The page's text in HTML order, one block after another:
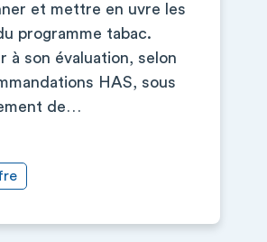
et mettre en uvre les
programme tabac.
à son évaluation, selon
HAS, sous
de…